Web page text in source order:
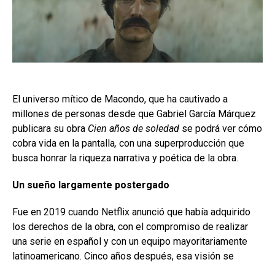
El universo mítico de Macondo, que ha cautivado a
millones de personas desde que Gabriel García Márquez
publicara su obra Cien años de soledad se podrá ver cómo
cobra vida en la pantalla, con una superproducción que
busca honrar la riqueza narrativa y poética de la obra.
Un sueño largamente postergado
Fue en 2019 cuando Netflix anunció que había adquirido
los derechos de la obra, con el compromiso de realizar
una serie en español y con un equipo mayoritariamente
latinoamericano. Cinco años después, esa visión se